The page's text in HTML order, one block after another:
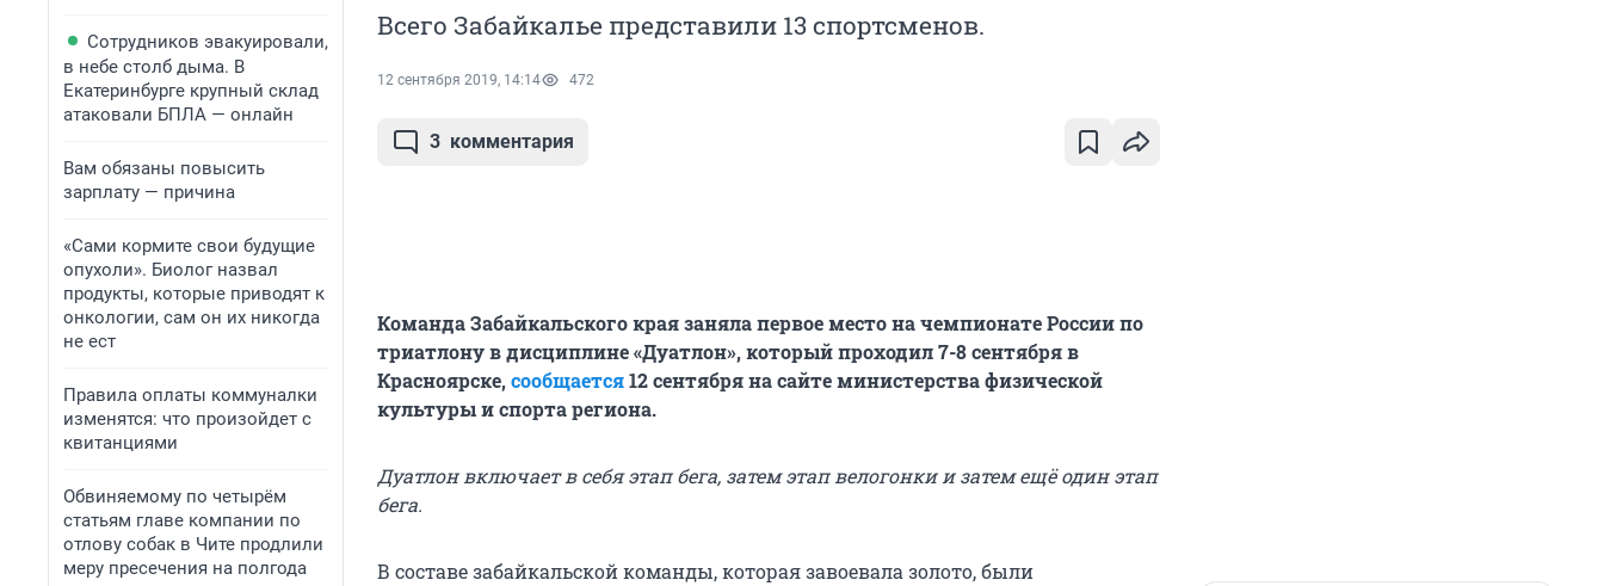
Сотрудников эвакуировали,
в небе столб дыма. В
Екатеринбурге крупный склад
атаковали БПЛА — онлайн
Вам обязаны повысить
зарплату — причина
«Сами кормите свои будущие
опухоли». Биолог назвал
продукты, которые приводят к
онкологии, сам он их никогда
не ест
Правила оплаты коммуналки
изменятся: что произойдет с
квитанциями
Обвиняемому по четырём
статьям главе компании по
отлову собак в Чите продлили
меру пресечения на полгода
Всего Забайкалье представили 13 спортсменов.
12 сентября 2019, 14:14 472
3 комментария
Команда Забайкальского края заняла первое место на чемпионате России по
триатлону в дисциплине «Дуатлон», который проходил 7-8 сентября в
Красноярске,сообщается12 сентября на сайте министерства физической
культуры и спорта региона.
Дуатлон включает в себя этап бега, затем этап велогонки и затем ещё один этап
бега.
В составе забайкальской команды, которая завоевала золото, были